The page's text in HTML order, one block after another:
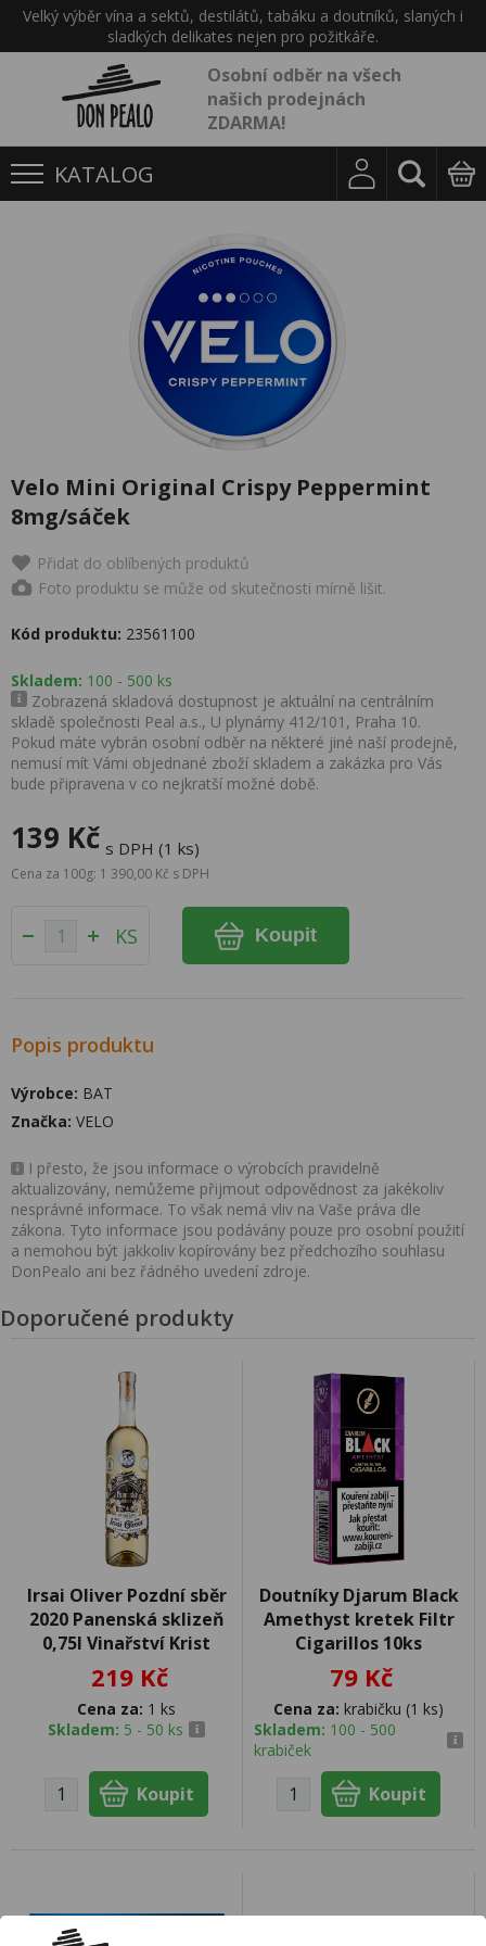
Velký výběr vína a sektů, destilátů, tabáku a doutníků, slaných i
sladkých delikates nejen pro požitkáře.
Osobní odběr na všech
našich prodejnách
ZDARMA!
KATALOG
Velo Mini Original Crispy Peppermint
8mg/sáček
Přidat do oblíbených produktů
Foto produktu se může od skutečnosti mírně lišit.
Kód produktu: 23561100
Skladem: 100 - 500 ks
Zobrazená skladová dostupnost je aktuální na centrálním
skladě společnosti Peal a.s., U plynárny 412/101, Praha 10.
Pokud máte vybrán osobní odběr na některé jiné naší prodejně,
nemusí mít Vámi objednané zboží skladem a zakázka pro Vás
bude připravena v co nejkratší možné době.
139 Kč s DPH (1 ks)
Cena za 100g: 1 390,00 Kč s DPH
KS Koupit
Popis produktu
Výrobce: BAT
Značka: VELO
I přesto, že jsou informace o výrobcích pravidelně
aktualizovány, nemůžeme přijmout odpovědnost za jakékoliv
nesprávné informace. To však nemá vliv na Vaše práva dle
zákona. Tyto informace jsou podávány pouze pro osobní použití
a nemohou být jakkoliv kopírovány bez předchozího souhlasu
DonPealo ani bez řádného uvedení zdroje.
Doporučené produkty
Irsai Oliver Pozdní sběr
2020 Panenská sklizeň
0,75l Vinařství Krist
219 Kč
Cena za: 1 ks
Skladem: 5 - 50 ks
Doutníky Djarum Black
Amethyst kretek Filtr
Cigarillos 10ks
79 Kč
Cena za: krabičku (1 ks)
Skladem: 100 - 500
krabiček